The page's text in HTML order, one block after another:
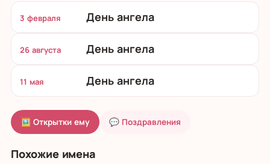
3 февраля День ангела
26 августа День ангела
11 мая День ангела
🖼 Открытки ему 💬 Поздравления
Похожие имена